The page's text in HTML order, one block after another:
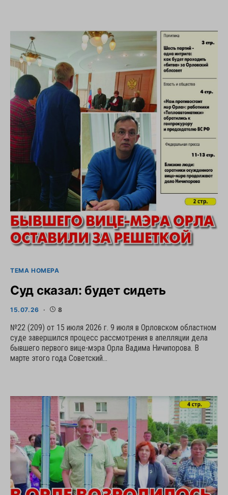
ТЕМА НОМЕРА
Суд сказал: будет сидеть
15.07.26 8
№22 (209) от 15 июля 2026 г. 9 июля в Орловском областном
суде завершился процесс рассмотрения в апелляции дела
бывшего первого вице-мэра Орла Вадима Ничипорова. В
марте этого года Советский…